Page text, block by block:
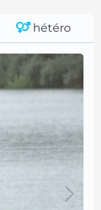
hétéro